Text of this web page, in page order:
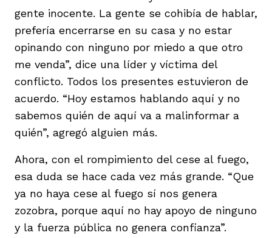
gente inocente. La gente se cohibía de hablar,
prefería encerrarse en su casa y no estar
opinando con ninguno por miedo a que otro
me venda”, dice una líder y víctima del
conflicto. Todos los presentes estuvieron de
acuerdo. “Hoy estamos hablando aquí y no
sabemos quién de aquí va a malinformar a
quién”, agregó alguien más.
Ahora, con el rompimiento del cese al fuego,
esa duda se hace cada vez más grande. “Que
ya no haya cese al fuego sí nos genera
zozobra, porque aquí no hay apoyo de ninguno
y la fuerza pública no genera confianza”.